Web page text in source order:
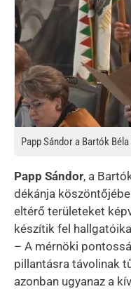
Papp Sándor a Bartók
Papp Sándor, a
dékánja
eltérő területeket
készítik fel
– A mérnöki
pillantásra távolinak
azonban ugyanaz a